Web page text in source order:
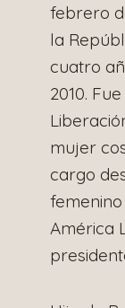
febrero
la
cuatro
2010.
mujer
cargo
América